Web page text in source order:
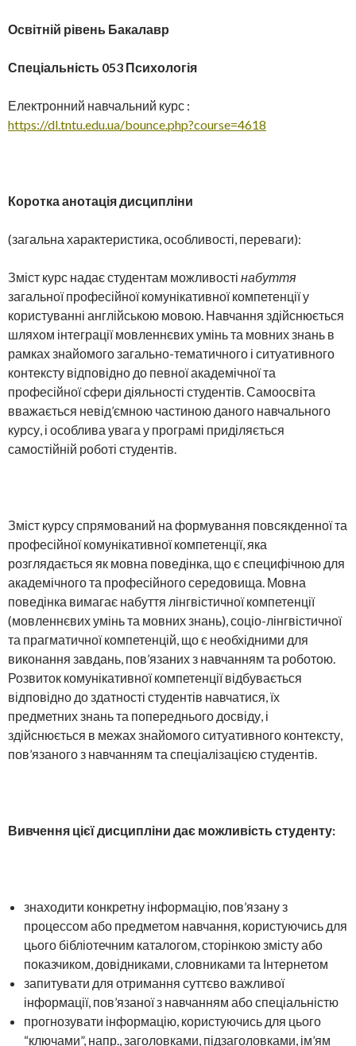
Освітній рівень Бакалавр
Спеціальність 053 Психологія
Електронний навчальний курс :
https://dl.tntu.edu.ua/bounce.php?course=4618
Коротка анотація дисципліни
(загальна характеристика, особливості, переваги):
Зміст курс надає студентам можливості набуття
загальної професійної комунікативної компетенції у
користуванні англійською мовою. Навчання здійснюється
шляхом інтеграції мовленнєвих умінь та мовних знань в
рамках знайомого загально-тематичного і ситуативного
контексту відповідно до певної академічної та
професійної сфери діяльності студентів. Самоосвіта
вважається невід’ємною частиною даного навчального
курсу, і особлива увага у програмі приділяється
самостійній роботі студентів.
Зміст курсу спрямований на формування повсякденної та
професійної комунікативної компетенції, яка
розглядається як мовна поведінка, що є специфічною для
академічного та професійного середовища. Мовна
поведінка вимагає набуття лінгвістичної компетенції
(мовленнєвих умінь та мовних знань), соціо-лінгвістичної
та прагматичної компетенцій, що є необхідними для
виконання завдань, пов’язаних з навчанням та роботою.
Розвиток комунікативної компетенції відбувається
відповідно до здатності студентів навчатися, їх
предметних знань та попереднього досвіду, і
здійснюється в межах знайомого ситуативного контексту,
пов’язаного з навчанням та спеціалізацією студентів.
Вивчення цієї дисципліни дає можливість студенту:
знаходити конкретну інформацію, пов’язану з
процессом або предметом навчання, користуючись для
цього бібліотечним каталогом, сторінкою змісту або
показчиком, довідниками, словниками та Інтернетом
запитувати для отримання суттєво важливої
інформації, пов’язаної з навчанням або спеціальністю
прогнозувати інформацію, користуючись для цього
“ключами”, напр., заголовками, підзаголовками, ім’ям